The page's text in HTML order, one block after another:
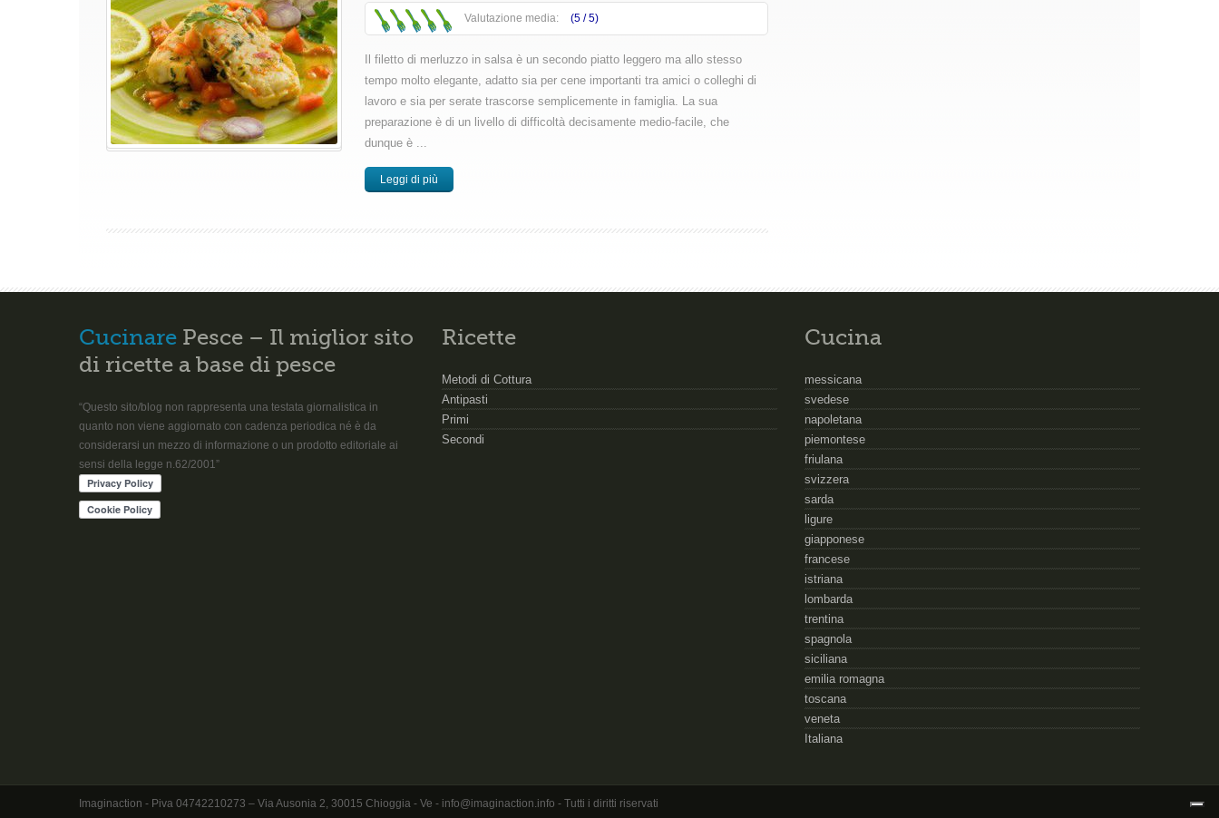
Valutazione media: (5 /5)
Il filetto di merluzzo in salsa è un secondo piatto leggero ma allo stesso
tempo molto elegante, adatto sia per cene importanti tra amici o colleghi di
lavoro e sia per serate trascorse semplicemente in famiglia. La sua
preparazione è di un livello di difficoltà decisamente medio-facile, che
dunque è ...
Leggi di più
Cucinare Pesce – Il miglior sito
di ricette a base di pesce
“Questo sito/blog non rappresenta una testata giornalistica in
quanto non viene aggiornato con cadenza periodica né è da
considerarsi un mezzo di informazione o un prodotto editoriale ai
sensi della legge n.62/2001”
Ricette
Metodi di Cottura
Antipasti
Primi
Secondi
Cucina
messicana
svedese
napoletana
piemontese
friulana
svizzera
sarda
ligure
giapponese
francese
istriana
lombarda
trentina
spagnola
siciliana
emilia romagna
toscana
veneta
Italiana
Imaginaction - Piva 04742210273 – Via Ausonia 2, 30015 Chioggia - Ve - info@imaginaction.info - Tutti i diritti riservati